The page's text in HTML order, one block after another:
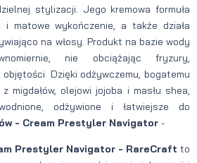
stylizacji. Jego kremowa formuła
matowe wykończenie, a także działa
na włosy. Produkt na bazie wody
nie obciążając fryzury,
Dzięki odżywczemu, bogatemu
migdałów, olejowi jojoba i masłu shea,
odżywione i łatwiejsze do
- Cream Prestyler Navigator -
Prestyler Navigator - RareCraft to